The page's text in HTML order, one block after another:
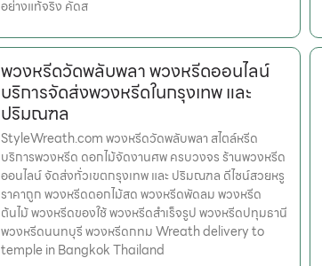
อย่างแท้จริง คัดส
พวงหรีดวัดพลับพลา พวงหรีดออนไลน์
บริการจัดส่งพวงหรีดในกรุงเทพ และ
ปริมณฑล
StyleWreath.com พวงหรีดวัดพลับพลา สไตล์หรีด
บริการพวงหรีด ดอกไม้จัดงานศพ ครบวงจร ร้านพวงหรีด
ออนไลน์ จัดส่งทั่วเขตกรุงเทพ และ ปริมณฑล ดีไซน์สวยหรู
ราคาถูก พวงหรีดดอกไม้สด พวงหรีดพัดลม พวงหรีด
ต้นไม้ พวงหรีดของใช้ พวงหรีดสำเร็จรูป พวงหรีดปทุมธานี
พวงหรีดนนทบุรี พวงหรีดกทม Wreath delivery to
temple in Bangkok Thailand